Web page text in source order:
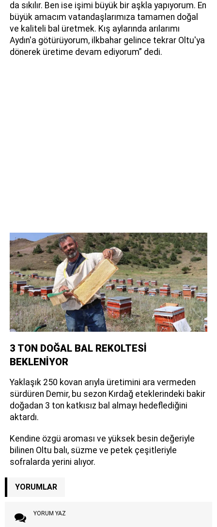
da sıkılır. Ben ise işimi büyük bir aşkla yapıyorum. En
büyük amacım vatandaşlarımıza tamamen doğal
ve kaliteli bal üretmek. Kış aylarında arılarımı
Aydın'a götürüyorum, ilkbahar gelince tekrar Oltu'ya
dönerek üretime devam ediyorum” dedi.
3 TON DOĞAL BAL REKOLTESİ
BEKLENİYOR
Yaklaşık 250 kovan arıyla üretimini ara vermeden
sürdüren Demir, bu sezon Kırdağ eteklerindeki bakir
doğadan 3 ton katkısız bal almayı hedeflediğini
aktardı.
Kendine özgü aroması ve yüksek besin değeriyle
bilinen Oltu balı, süzme ve petek çeşitleriyle
sofralarda yerini alıyor.
YORUMLAR
YORUM YAZ